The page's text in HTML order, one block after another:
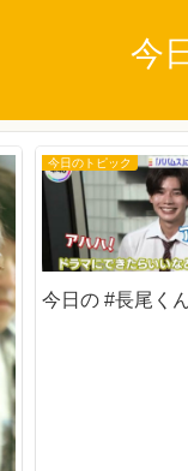
今
今日のトピック
今日の #長尾く